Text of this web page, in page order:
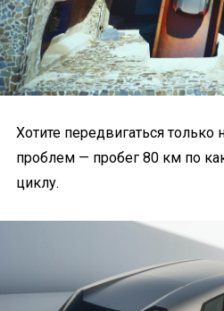
Хотите передвигаться только
проблем — пробег 80 км по
циклу.